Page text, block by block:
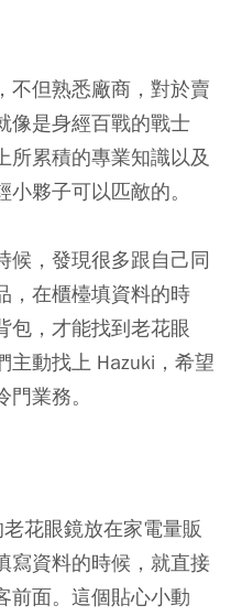
不但熟悉廠商，對於賣
像是身經百戰的戰士
所累積的專業知識以及
夥子可以匹敵的。
候，發現很多跟自己同
，在櫃檯填資料的時
包，才能找到老花眼
主動找上 Hazuki，希望
門業務。
花眼鏡放在家電量販
寫資料的時候，就直接
前面。這個貼心小動